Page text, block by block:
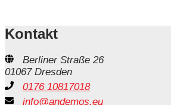
Kontakt
Berliner Straße 26
01067 Dresden
0176 10817018
info@andemos.eu